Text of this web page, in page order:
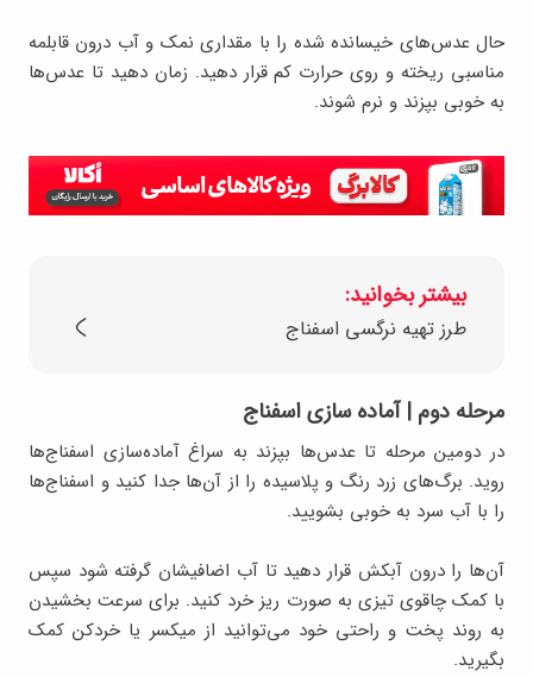
حال عدس‌های خیسانده شده را با مقداری نمک و آب درون قابلمه
مناسبی ریخته و روی حرارت کم قرار دهید. زمان دهید تا عدس‌ها
به خوبی بپزند و نرم شوند.
بیشتر بخوانید:
طرز تهیه نرگسی اسفناج
مرحله دوم | آماده سازی اسفناج
در دومین مرحله تا عدس‌ها بپزند به سراغ آماده‌سازی اسفناج‌ها
روید. برگ‌های زرد رنگ و پلاسیده را از آن‌ها جدا کنید و اسفناج‌ها
را با آب سرد به خوبی بشویید.
آن‌ها را درون آبکش قرار دهید تا آب اضافیشان گرفته شود سپس
با کمک چاقوی تیزی به صورت ریز خرد کنید. برای سرعت بخشیدن
به روند پخت و راحتی خود می‌توانید از میکسر یا خردکن کمک
بگیرید.